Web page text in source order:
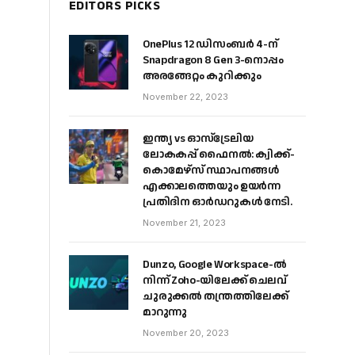
EDITORS PICKS
OnePlus 12 ഡിസംബർ 4-ന്
Snapdragon 8 Gen 3-നൊപ്പം
അരങ്ങേറ്റം കുറിക്കും
November 22, 2023
ഇന്ത്യ vs ഓസ്‌ട്രേലിയ
ലോകകപ്പ് ഫൈനൽ: ക്വിക്ക്-
കൊമേഴ്‌സ് സ്ഥാപനങ്ങൾ
എക്കാലത്തെയും ഉയർന്ന
പ്രതിദിന ഓർഡറുകൾ നേടി.
November 21, 2023
Dunzo, Google Workspace-ൽ
നിന്ന് Zoho-യിലേക്ക് ചെലവ്
ചുരുക്കൽ തന്ത്രത്തിലേക്ക്
മാറുന്നു
November 20, 2023